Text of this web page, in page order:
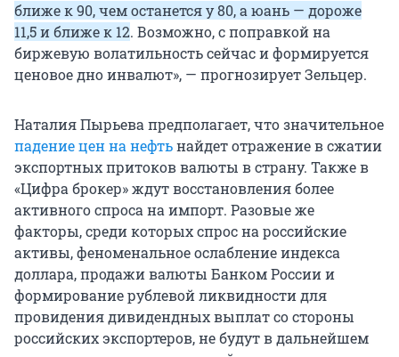
ближе к 90, чем останется у 80, а юань — дороже
11,5 и ближе к 12. Возможно, с поправкой на
биржевую волатильность сейчас и формируется
ценовое дно инвалют», — прогнозирует Зельцер.
Наталия Пырьева предполагает, что значительное
падение цен на нефтьнайдет отражение в сжатии
экспортных притоков валюты в страну. Также в
«Цифра брокер» ждут восстановления более
активного спроса на импорт. Разовые же
факторы, среди которых спрос на российские
активы, феноменальное ослабление индекса
доллара, продажи валюты Банком России и
формирование рублевой ликвидности для
провидения дивидендных выплат со стороны
российских экспортеров, не будут в дальнейшем